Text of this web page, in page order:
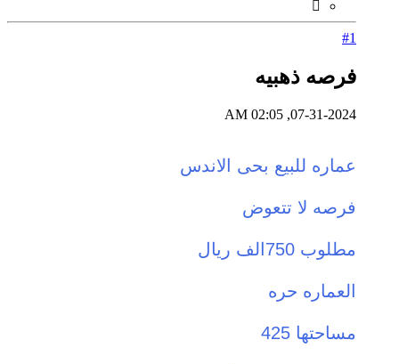
#1
فرصه ذهبيه
07-31-2024, 02:05 AM
عماره للبيع بحى الاندس
فرصه لا تتعوض
مطلوب 750الف ريال
العماره حره
مساحتها 425